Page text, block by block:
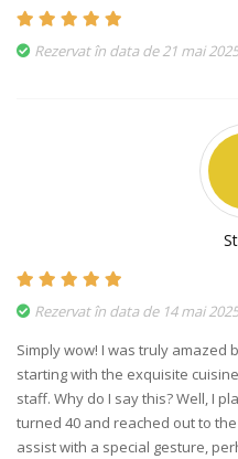
Rezervat în data de 21 mai 2025
Rezervat în data de 14 mai 2025
Simply wow! I was truly
starting with the exquisite
staff. Why do I say this? Well, I
turned 40 and reached out to
assist with a special gesture,